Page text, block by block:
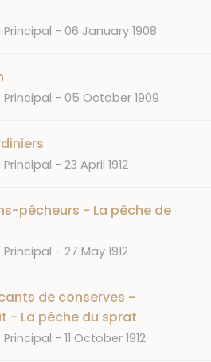
DATE
06 January 1908
DATE
05 October 1909
DATE
23 April 1912
pêcheurs - La pêche de
DATE
27 May 1912
de conserves -
- La pêche du sprat
DATE
11 October 1912